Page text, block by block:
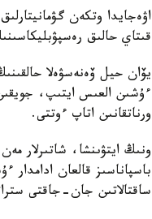
اۋەجايدا وتكەن
قىتاي حالىق
يۆان حيل ۆەنەسۋەلا
ءۇشىن العىس ايتىپ،
ورناتقانىن اتاپ ءوتتى.
ونىڭ ايتۋىنشا، شاتىرلار
باسپاناسىز قالعان
ساقتالاتىن جان-جاقتى